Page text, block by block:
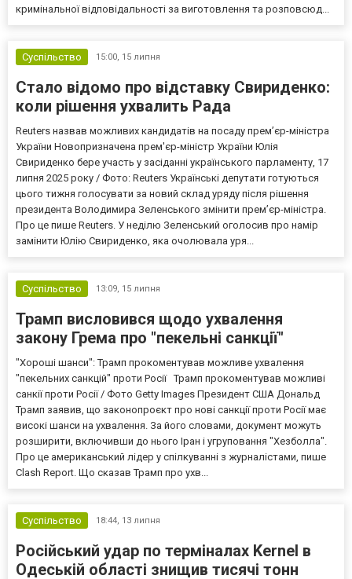
кримінальної відповідальності за виготовлення та розповсюд...
Суспільство 15:00, 15 липня
Стало відомо про відставку Свириденко:
коли рішення ухвалить Рада
Reuters назвав можливих кандидатів на посаду прем’єр-міністра
України Новопризначена прем'єр-міністр України Юлія
Свириденко бере участь у засіданні українського парламенту, 17
липня 2025 року / Фото: Reuters Українські депутати готуються
цього тижня голосувати за новий склад уряду після рішення
президента Володимира Зеленського змінити прем’єр-міністра.
Про це пише Reuters. У неділю Зеленський оголосив про намір
замінити Юлію Свириденко, яка очолювала уря...
Суспільство 13:09, 15 липня
Трамп висловився щодо ухвалення
закону Грема про "пекельні санкції"
"Хороші шанси": Трамп прокоментував можливе ухвалення
"пекельних санкцій" проти Росії Трамп прокоментував можливі
санкії проти Росії / Фото Getty Images Президент США Дональд
Трамп заявив, що законопроєкт про нові санкції проти Росії має
високі шанси на ухвалення. За його словами, документ можуть
розширити, включивши до нього Іран і угруповання "Хезболла".
Про це американський лідер у спілкуванні з журналістами, пише
Clash Report. Що сказав Трамп про ухв...
Суспільство 18:44, 13 липня
Російський удар по терміналах Kernel в
Одеській області знищив тисячі тонн